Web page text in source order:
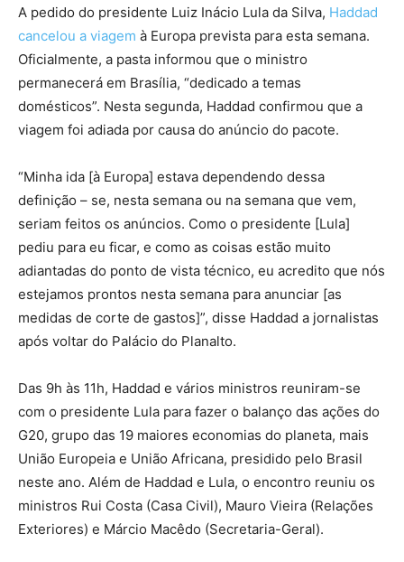
A pedido do presidente Luiz Inácio Lula da Silva, Haddad
cancelou a viagem à Europa prevista para esta semana.
Oficialmente, a pasta informou que o ministro
permanecerá em Brasília, “dedicado a temas
domésticos”. Nesta segunda, Haddad confirmou que a
viagem foi adiada por causa do anúncio do pacote.
“Minha ida [à Europa] estava dependendo dessa
definição – se, nesta semana ou na semana que vem,
seriam feitos os anúncios. Como o presidente [Lula]
pediu para eu ficar, e como as coisas estão muito
adiantadas do ponto de vista técnico, eu acredito que nós
estejamos prontos nesta semana para anunciar [as
medidas de corte de gastos]”, disse Haddad a jornalistas
após voltar do Palácio do Planalto.
Das 9h às 11h, Haddad e vários ministros reuniram-se
com o presidente Lula para fazer o balanço das ações do
G20, grupo das 19 maiores economias do planeta, mais
União Europeia e União Africana, presidido pelo Brasil
neste ano. Além de Haddad e Lula, o encontro reuniu os
ministros Rui Costa (Casa Civil), Mauro Vieira (Relações
Exteriores) e Márcio Macêdo (Secretaria-Geral).